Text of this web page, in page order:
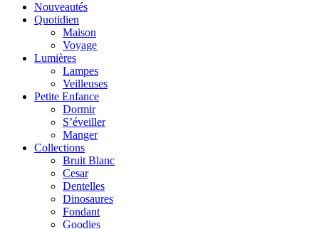
Nouveautés
Quotidien
Maison
Voyage
Lumières
Lampes
Veilleuses
Petite Enfance
Dormir
S’éveiller
Manger
Collections
Bruit Blanc
Cesar
Dentelles
Dinosaures
Fondant
Goodies